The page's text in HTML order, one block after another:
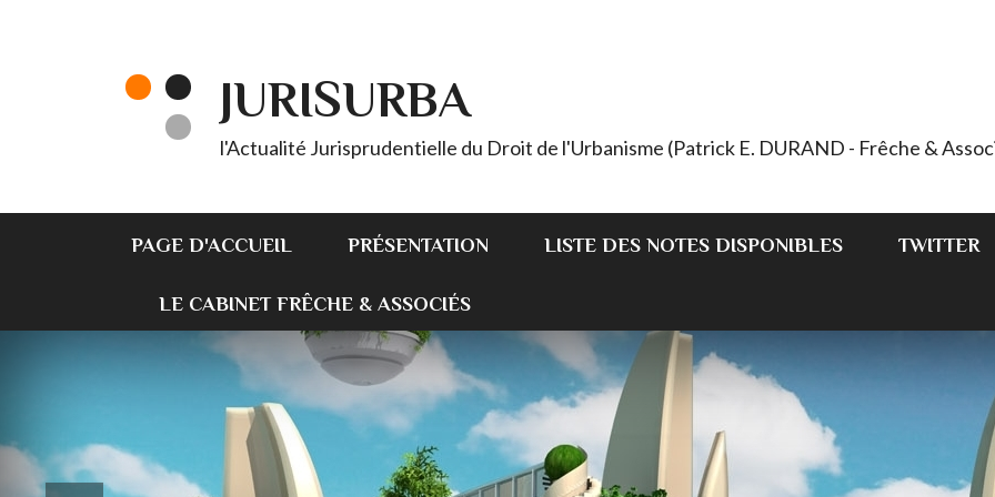
JURISURBA
l'Actualité Jurisprudentielle du Droit de l'Urbanisme (Patrick E. DURAND - Frêche &
PAGE D'ACCUEIL PRÉSENTATION LISTE DES NOTES DISPONIBLES TWITTER
LE CABINET FRÊCHE & ASSOCIÉS